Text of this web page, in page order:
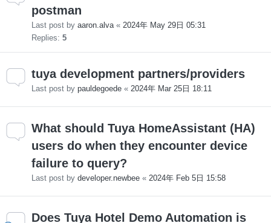
postman
Last post by aaron.alva « 2024年 May 29日 05:31
Replies: 5
tuya development partners/providers
Last post by pauldegoede « 2024年 Mar 25日 18:11
What should Tuya HomeAssistant (HA)
users do when they encounter device
failure to query?
Last post by developer.newbee « 2024年 Feb 5日 15:58
Does Tuya Hotel Demo Automation is